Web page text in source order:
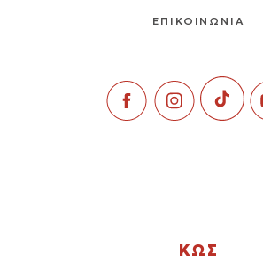
ΕΠΙΚΟΙΝΩΝΙΑ
ΚΩΣ